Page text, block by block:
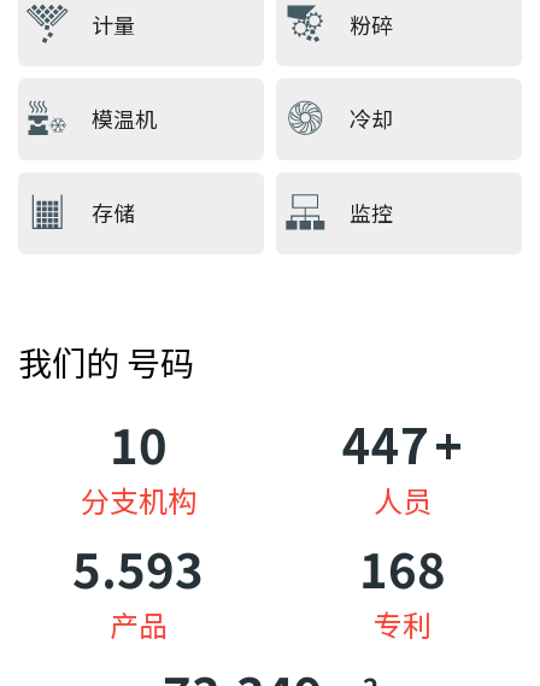
计量 粉碎
模温机 冷却
存储 监控
我们的 号码
10
分支机构
449+
人员
5.629
产品
170
专利